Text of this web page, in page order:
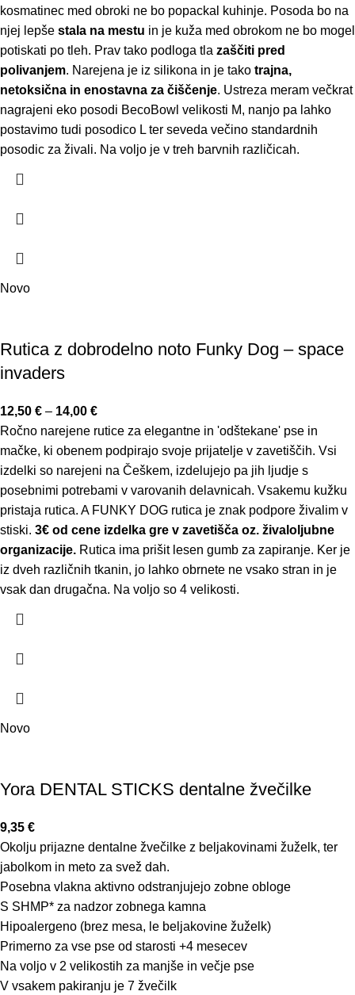
kosmatinec med obroki ne bo popackal kuhinje. Posoda bo na
njej lepše stala na mestu in je kuža med obrokom ne bo mogel
potiskati po tleh. Prav tako podloga tla zaščiti pred
polivanjem. Narejena je iz silikona in je tako trajna,
netoksična in enostavna za čiščenje. Ustreza meram večkrat
nagrajeni eko posodi BecoBowl velikosti M, nanjo pa lahko
postavimo tudi posodico L ter seveda večino standardnih
posodic za živali. Na voljo je v treh barvnih različicah.
Novo
Rutica z dobrodelno noto Funky Dog – space
invaders
12,50 € – 14,00 €
Ročno narejene rutice za elegantne in 'odštekane' pse in
mačke, ki obenem podpirajo svoje prijatelje v zavetiščih. Vsi
izdelki so narejeni na Češkem, izdelujejo pa jih ljudje s
posebnimi potrebami v varovanih delavnicah. Vsakemu kužku
pristaja rutica. A FUNKY DOG rutica je znak podpore živalim v
stiski. 3€ od cene izdelka gre v zavetišča oz. živaloljubne
organizacije. Rutica ima prišit lesen gumb za zapiranje. Ker je
iz dveh različnih tkanin, jo lahko obrnete ne vsako stran in je
vsak dan drugačna. Na voljo so 4 velikosti.
Novo
Yora DENTAL STICKS dentalne žvečilke
9,35 €
Okolju prijazne dentalne žvečilke z beljakovinami žuželk, ter
jabolkom in meto za svež dah.
Posebna vlakna aktivno odstranjujejo zobne obloge
S SHMP* za nadzor zobnega kamna
Hipoalergeno (brez mesa, le beljakovine žuželk)
Primerno za vse pse od starosti +4 mesecev
Na voljo v 2 velikostih za manjše in večje pse
V vsakem pakiranju je 7 žvečilk